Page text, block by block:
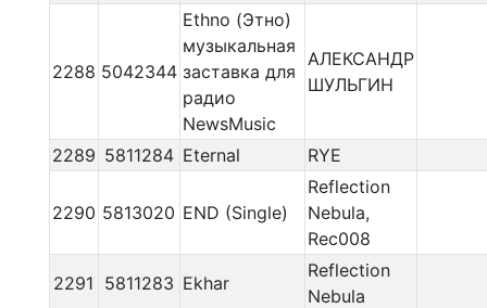
2288 5042344
Ethno (Этно)
музыкальная
заставка для
радио
NewsMusic
АЛЕКСАНДР
ШУЛЬГИН
2289 5811284 Eternal RYE
2290 5813020 END (Single)
Reflection
Nebula,
Rec008
2291 5811283 Ekhar
Reflection
Nebula